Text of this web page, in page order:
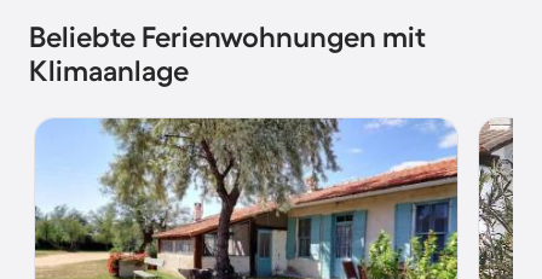
Beliebte Ferienwohnungen mit
Klimaanlage